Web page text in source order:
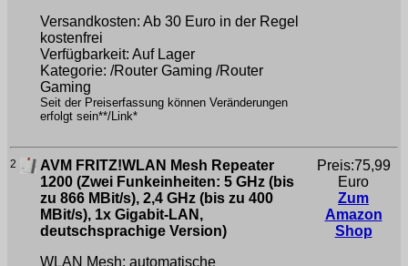
Versandkosten: Ab 30 Euro in der Regel
kostenfrei
Verfügbarkeit: Auf Lager
Kategorie: /Router Gaming /Router
Gaming
Seit der Preiserfassung können Veränderungen
erfolgt sein**/Link*
2
AVM FRITZ!WLAN Mesh Repeater
1200 (Zwei Funkeinheiten: 5 GHz (bis
zu 866 MBit/s), 2,4 GHz (bis zu 400
MBit/s), 1x Gigabit-LAN,
deutschsprachige Version)
WLAN Mesh: automatische
Preis:75,99
Euro
Zum
Amazon
Shop